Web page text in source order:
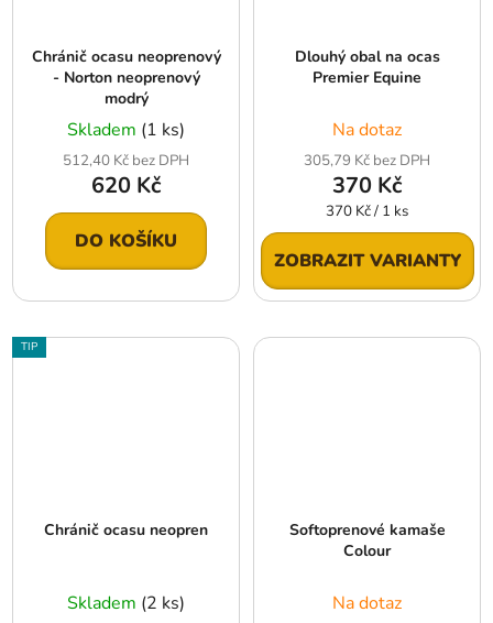
Chránič ocasu neoprenový
- Norton neoprenový
modrý
Skladem (1 ks)
512,40 Kč bez DPH
620 Kč
DO KOŠÍKU
Dlouhý obal na ocas
Premier Equine
Na dotaz
305,79 Kč bez DPH
370 Kč
Měrná
cena:
370 Kč / 1 ks
ZOBRAZIT VARIANTY
TIP
Chránič ocasu neopren
Skladem (2 ks)
Softoprenové kamaše
Colour
Na dotaz